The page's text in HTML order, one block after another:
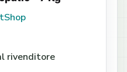
rivenditore